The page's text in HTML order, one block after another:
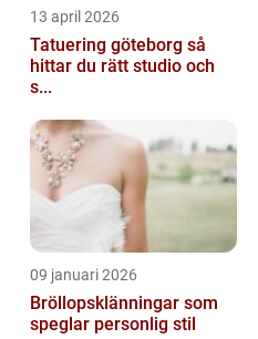
13 april 2026
Tatuering göteborg så
hittar du rätt studio och
s...
09 januari 2026
Bröllopsklänningar som
speglar personlig stil